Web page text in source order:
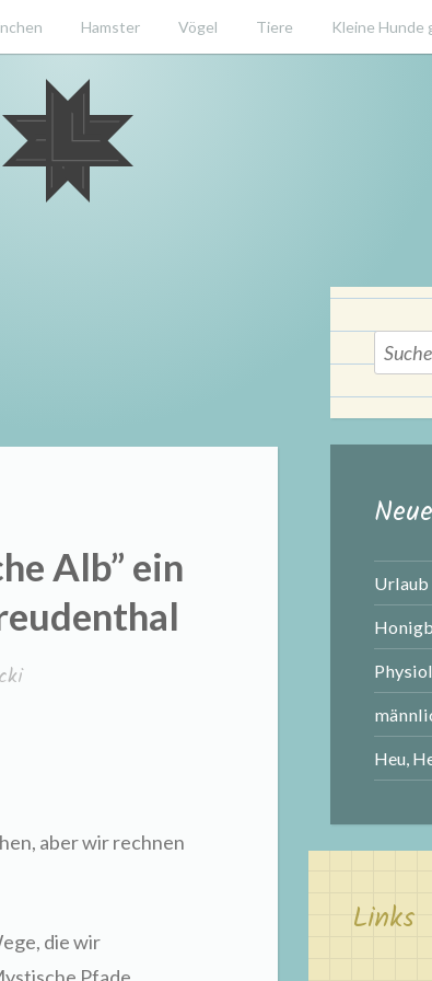
Hamster Vögel Tiere Kleine Hunde
Alb” ein
aber wir rechnen
die wir
Pfade
Suchen
nach:
Urlaub
Heu,
Links